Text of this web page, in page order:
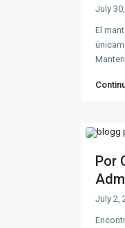
July
El
Por
July 2,